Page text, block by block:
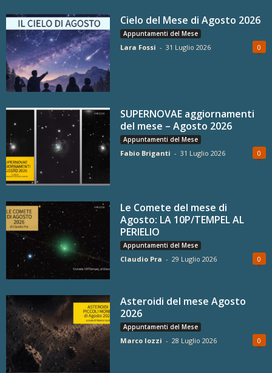
Cielo del Mese di Agosto 2026
Appuntamenti del Mese
Lara Fossi - 31 Luglio 2026 0
SUPERNOVAE aggiornamenti
del mese – Agosto 2026
Appuntamenti del Mese
Fabio Briganti - 31 Luglio 2026 0
Le Comete del mese di
Agosto: LA 10P/TEMPEL AL
PERIELIO
Appuntamenti del Mese
Claudio Pra - 29 Luglio 2026 0
Asteroidi del mese Agosto
2026
Appuntamenti del Mese
Marco Iozzi - 28 Luglio 2026 0